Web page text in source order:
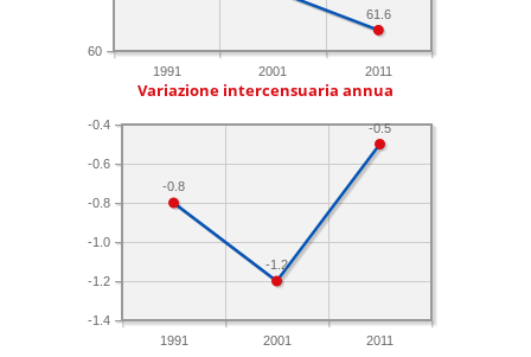
1991 2001 2011
60
61.6
Variazione intercensuaria annua
1991 2001 2011
-1.4
-1.2
-1.0
-0.8
-0.6
-0.4 -0.5
-1.2
-0.8